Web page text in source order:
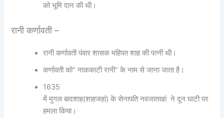
को भूमि दान की थी।
रानी कर्णावती –
रानी कर्णावती पंवार शासक महिपत शाह की पत्नी थी।
कर्णावती को” नाककाटी रानी” के नाम से जाना जाता है।
1635
में मुगल बादशाह(शाहजहां) के सेनापति नवजातखां ने दून घाटी पर
हमला किया।